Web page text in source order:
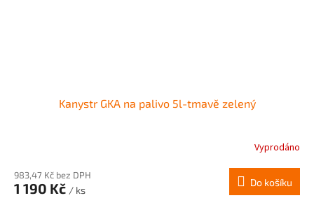
Kanystr GKA na palivo 5l-tmavě zelený
Vyprodáno
983,47 Kč bez DPH
1 190 Kč / ks
Do košíku